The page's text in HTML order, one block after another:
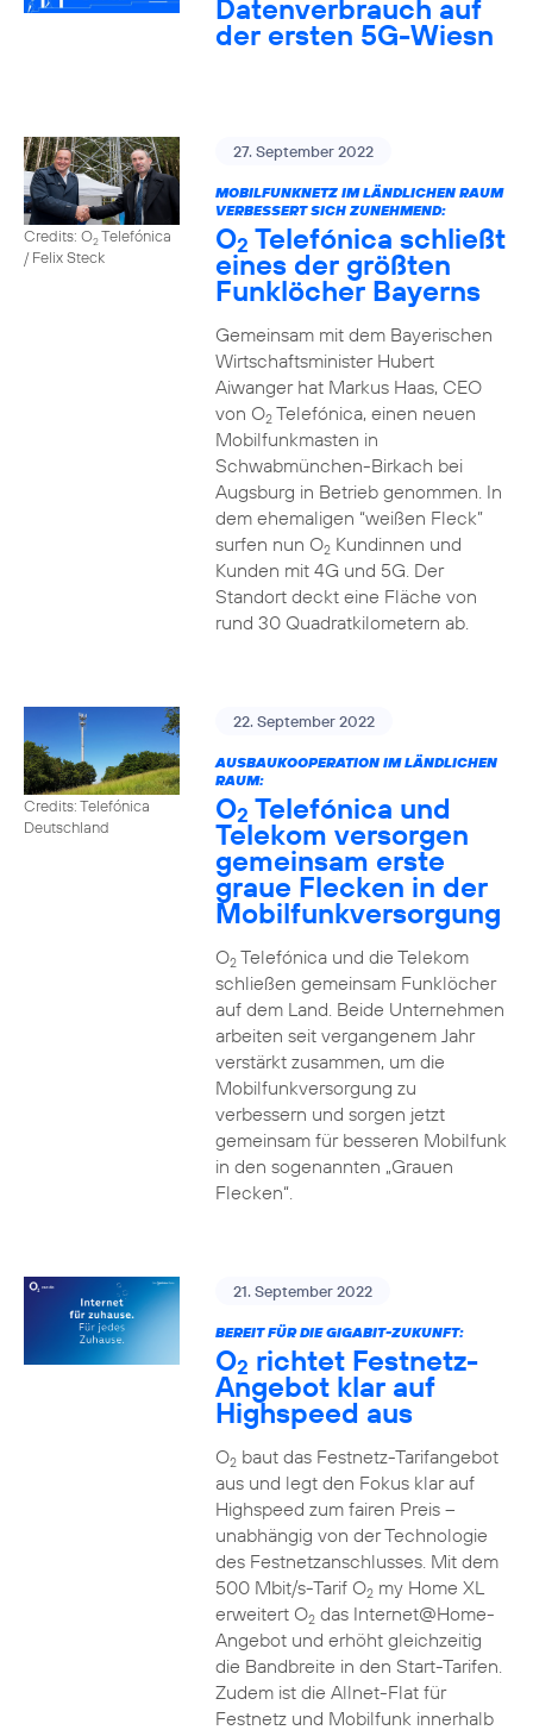
Datenverbrauch auf
der ersten 5G-Wiesn
Credits: O2Telefónica
/ Felix Steck
27. September 2022
MOBILFUNKNETZ IM LÄNDLICHEN RAUM
VERBESSERT SICH ZUNEHMEND:
O2 Telefónica schließt
eines der größten
Funklöcher Bayerns
Gemeinsam mit dem Bayerischen
Wirtschaftsminister Hubert
Aiwanger hat Markus Haas, CEO
von O2Telefónica, einen neuen
Mobilfunkmasten in
Schwabmünchen-Birkach bei
Augsburg in Betrieb genommen. In
dem ehemaligen “weißen Fleck”
surfen nun O2Kundinnen und
Kunden mit 4G und 5G. Der
Standort deckt eine Fläche von
rund 30 Quadratkilometern ab.
Credits: Telefónica
Deutschland
22. September 2022
AUSBAUKOOPERATION IM LÄNDLICHEN
RAUM:
O2 Telefónica und
Telekom versorgen
gemeinsam erste
graue Flecken in der
Mobilfunkversorgung
O2Telefónica und die Telekom
schließen gemeinsam Funklöcher
auf dem Land. Beide Unternehmen
arbeiten seit vergangenem Jahr
verstärkt zusammen, um die
Mobilfunkversorgung zu
verbessern und sorgen jetzt
gemeinsam für besseren Mobilfunk
in den sogenannten „Grauen
Flecken“.
21. September 2022
BEREIT FÜR DIE GIGABIT-ZUKUNFT:
O2 richtet Festnetz-
Angebot klar auf
Highspeed aus
O2baut das Festnetz-Tarifangebot
aus und legt den Fokus klar auf
Highspeed zum fairen Preis –
unabhängig von der Technologie
des Festnetzanschlusses. Mit dem
500 Mbit/s-Tarif O2my Home XL
erweitert O2das Internet@Home-
Angebot und erhöht gleichzeitig
die Bandbreite in den Start-Tarifen.
Zudem ist die Allnet-Flat für
Festnetz und Mobilfunk innerhalb